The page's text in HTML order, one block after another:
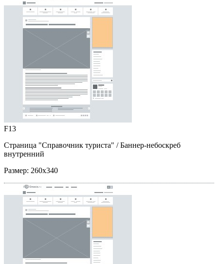
F13
Страница "Справочник туриста" / Баннер-небоскреб
внутренний
Размер: 260x340